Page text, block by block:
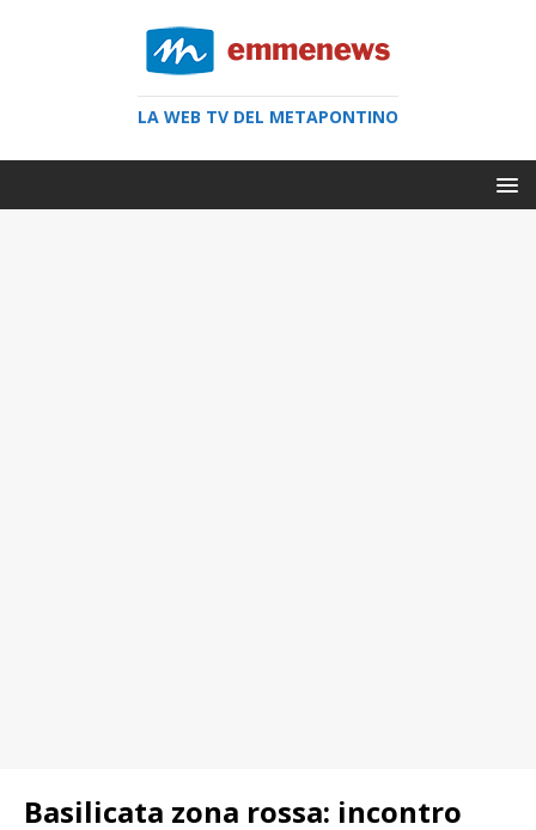
LA WEB TV DEL METAPONTINO
Basilicata zona rossa: incontro